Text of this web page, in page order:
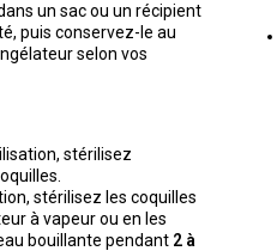
un sac ou un récipient
puis conservez-le au
selon vos
stérilisez
stérilisez les coquilles
à vapeur ou en les
bouillante pendant 2 à